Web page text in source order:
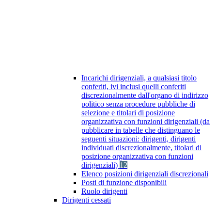
Incarichi dirigenziali, a qualsiasi titolo
conferiti, ivi inclusi quelli conferiti
discrezionalmente dall'organo di indirizzo
politico senza procedure pubbliche di
selezione e titolari di posizione
organizzativa con funzioni dirigenziali (da
pubblicare in tabelle che distinguano le
seguenti situazioni: dirigenti, dirigenti
individuati discrezionalmente, titolari di
posizione organizzativa con funzioni
dirigenziali) 12
Elenco posizioni dirigenziali discrezionali
Posti di funzione disponibili
Ruolo dirigenti
Dirigenti cessati